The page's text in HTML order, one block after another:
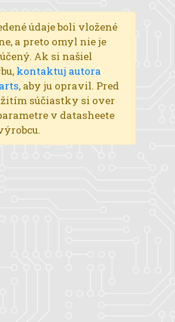
údaje boli vložené
a preto omyl nie je
Ak si našiel
kontaktuj autora
, aby ju opravil. Pred
súčiastky si over
v datasheete